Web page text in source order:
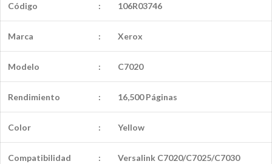
Código : 106R03746
Marca : Xerox
Modelo : C7020
Rendimiento : 16,500 Páginas
Color : Yellow
Compatibilidad : Versalink C7020/C7025/C7030